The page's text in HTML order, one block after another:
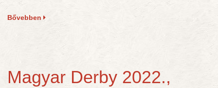
Bővebben
Magyar Derby 2022.,